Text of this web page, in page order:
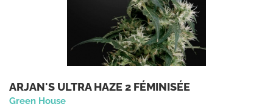
ARJAN'S ULTRA HAZE 2 FÉMINISÉE
Green House